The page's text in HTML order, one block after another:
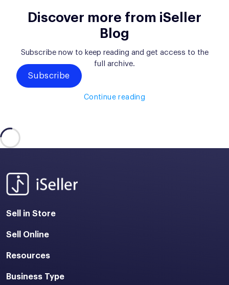
Discover more from iSeller
Blog
Subscribe now to keep reading and get access to the
full archive.
Subscribe
Continue reading
Sell in Store
Sell Online
Resources
Business Type